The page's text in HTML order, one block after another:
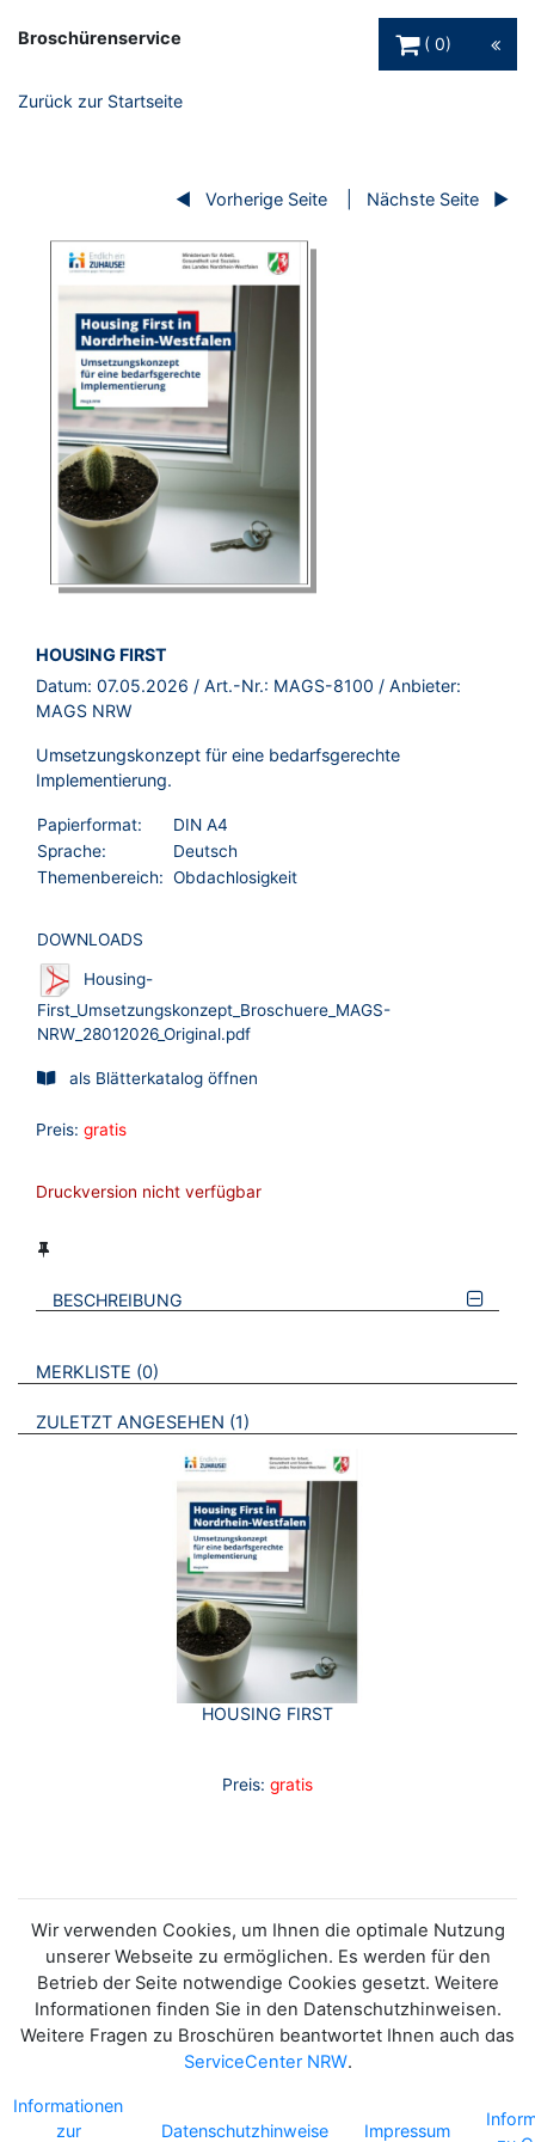
Broschürenservice
0
Zurück zur Startseite
Vorherige Seite Nächste Seite
BROSCHÜRE:
HOUSING FIRST
Datum: 07.05.2026 / Art.-Nr.: MAGS-8100 / Anbieter:
MAGS NRW
Umsetzungskonzept für eine bedarfsgerechte
Implementierung.
Papierformat:
DIN A4
Sprache:
Deutsch
Themenbereich: Obdachlosigkeit
DOWNLOADS
Housing-
First_Umsetzungskonzept_Broschuere_MAGS-
NRW_28012026_Original.pdf
als Blätterkatalog öffnen
Preis: gratis
Druckversion nicht verfügbar
BESCHREIBUNG
VERWEISE AUF VERMERKTE- ODER ZULETZT ANGESEHENE
MERKLISTE 0 BROSCHÜREN
ZULETZT ANGESEHEN 1 BROSCHÜREN
HOUSING FIRST
Preis: gratis
Wir verwenden Cookies, um Ihnen die optimale Nutzung
unserer Webseite zu ermöglichen. Es werden für den
Betrieb der Seite notwendige Cookies gesetzt. Weitere
Informationen finden Sie in den Datenschutzhinweisen.
Weitere Fragen zu Broschüren beantwortet Ihnen auch das
ServiceCenter NRW.
Informationen
zur
Datenschutzhinweise Impressum